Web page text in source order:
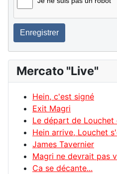
Enregistrer
Mercato "Live"
Hein, c'est signé
Exit Magri
Le départ de Louchet
Hein arrive, Louchet
James Tavernier
Magri ne devrait pas
Ca se décante...